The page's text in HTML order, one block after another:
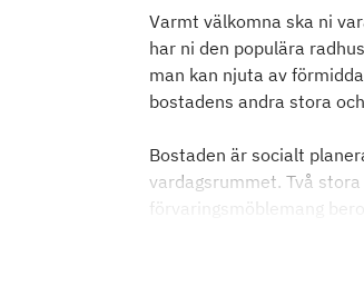
Varmt välkomna ska ni
har ni den populära
man kan njuta av
bostadens andra stora
Bostaden är socialt
vardagsrummet. Två
förvaringsmöblemang